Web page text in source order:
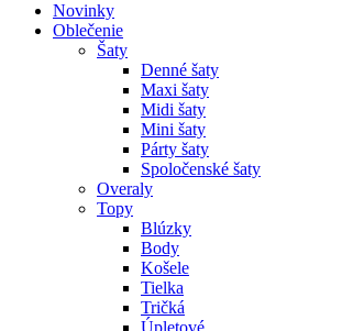
Novinky
Oblečenie
Šaty
Denné šaty
Maxi šaty
Midi šaty
Mini šaty
Párty šaty
Spoločenské šaty
Overaly
Topy
Blúzky
Body
Košele
Tielka
Tričká
Úpletové